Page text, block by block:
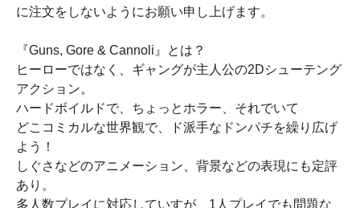
に注文をしないようにお願い申し上げます。
『Guns, Gore & Cannoli』とは？
ヒーローではなく、ギャングが主人公の2Dシューテング
アクション。
ハードボイルドで、ちょっとホラー、それでいて
どこコミカルな世界観で、ド派手なドンパチを繰り広げ
よう！
しぐさなどのアニメーション、背景などの表現にも定評
あり。
多人数プレイに対応していすが、1人プレイでも問題な